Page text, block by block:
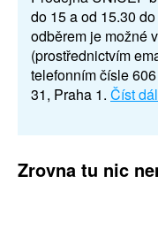
do 15 a od 15.30
odběrem je možné
(prostřednictvím
telefonním čísle
31, Praha 1. Číst
Zrovna tu nic